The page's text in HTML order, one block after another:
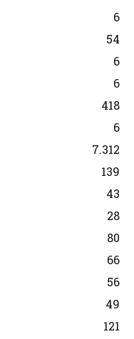
6
54
6
6
418
6
7.312
139
43
28
80
66
56
49
121